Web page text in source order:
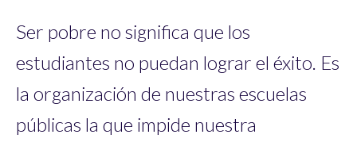
Ser pobre no significa que los
estudiantes no puedan lograr el éxito. Es
la organización de nuestras escuelas
públicas la que impide nuestra